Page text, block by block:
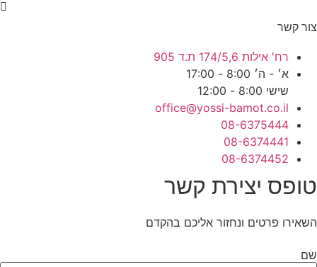
קשר
רח' אילות 174/5,6 ת.ד 905
א׳ - ה׳ 8:00 - 17:00
שישי 8:00 - 12:00
office@yossi-bamot.co.il
08-6375444
08-6374441
08-6374452
יצירת קשר
פרטים ונחזור אליכם בהקדם